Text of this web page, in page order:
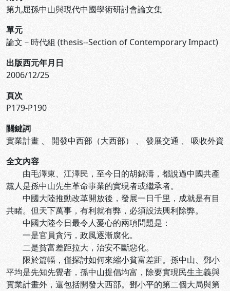
第九屈孫中山與現代中國學術研討會論文集
單元
論文－時代組 (thesis--Section of Contemporary Impact)
出版西元年月日
2006/12/25
頁次
P179-P190
關鍵詞
實業計畫 、 開發中西部（大西部） 、 發展交通 、 吸收外資
全文內容
由毛澤東、江澤民，至今日的胡錦濤，都說過中國共產
黨人是孫中山先生革命事業的實現者或繼承者。
中國大陸推動改革開放後，發展一日千里，成就是有目
共睹。但天下萬事，有利就有弊，必須設法興利除弊。
中國大陸今日最令人憂心的兩項問題是：
一是官員貪污，政風逐漸腐化。
二是貧富差距拉大，治安不斷惡化。
限於篇幅，僅探討如何來縮小貧富差距。孫中山、鄧小
平均是先知先覺者，孫中山提倡均富，除要實現民生主義與
實業計畫外，還包括開發大西部。鄧小平的第二個大局與第